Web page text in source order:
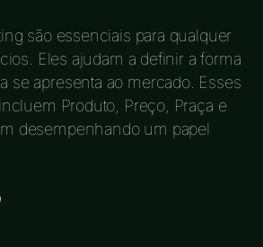
são essenciais para qualquer
Eles ajudam a definir a forma
se apresenta ao mercado. Esses
Produto, Preço, Praça e
desempenhando um papel